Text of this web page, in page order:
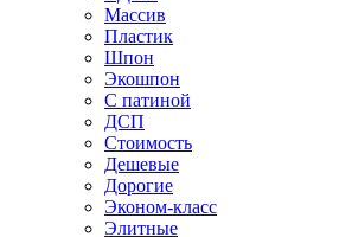
Массив
Пластик
Шпон
Экошпон
С патиной
ДСП
Стоимость
Дешевые
Дорогие
Эконом-класс
Элитные